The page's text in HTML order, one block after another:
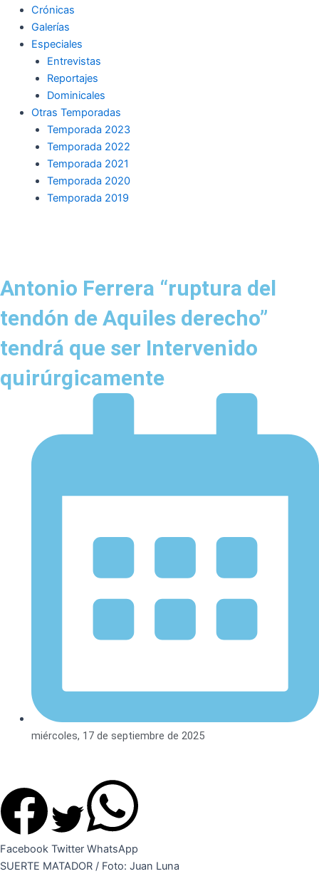
Crónicas
Galerías
Especiales
Entrevistas
Reportajes
Dominicales
Otras Temporadas
Temporada 2023
Temporada 2022
Temporada 2021
Temporada 2020
Temporada 2019
Antonio Ferrera “ruptura del
tendón de Aquiles derecho”
tendrá que ser Intervenido
quirúrgicamente
miércoles, 17 de septiembre de 2025
Facebook Twitter WhatsApp
SUERTE MATADOR / Foto: Juan Luna